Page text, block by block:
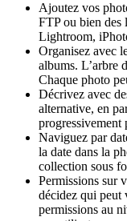
Ajoutez vos
FTP ou bien
Lightroom,
Organisez avec
albums. L’arbre
Chaque photo
Décrivez avec
alternative, en
progressivement
Naviguez par
la date dans la
collection sous
Permissions sur
décidez qui peut
permissions au